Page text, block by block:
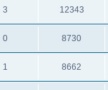
3 12343
0 8730
1 8662